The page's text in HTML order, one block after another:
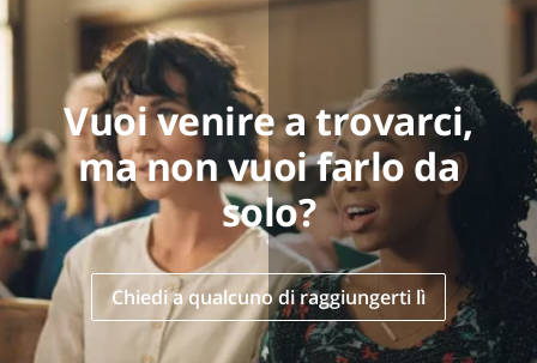
Vuoi venire a trovarci,
ma non vuoi farlo da
solo?
Chiedi a qualcuno di raggiungerti lì